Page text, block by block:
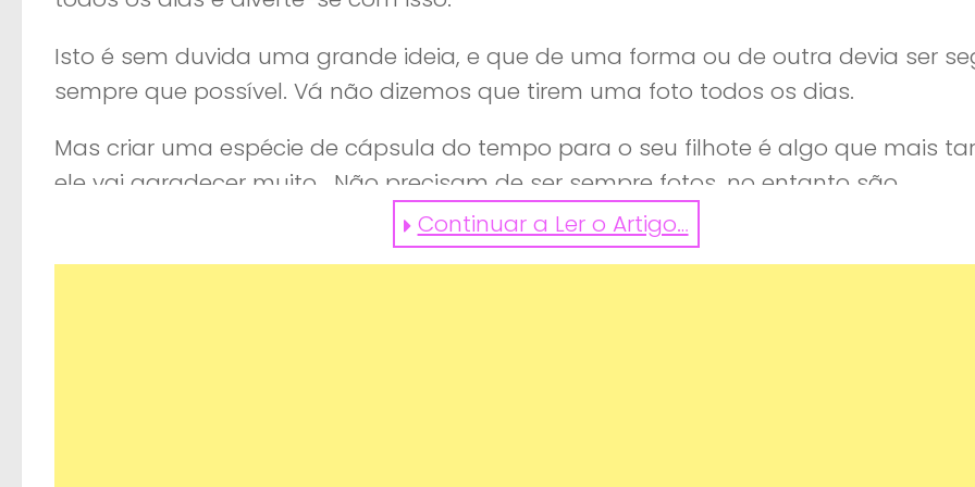
Isto é sem duvida uma grande ideia, e que de uma forma ou de outra devia ser
sempre que possível. Vá não dizemos que tirem uma foto todos os dias.
Mas criar uma espécie de cápsula do tempo para o seu filhote é algo que mais
ele vai agradecer muito, Não precisam de ser sempre fotos, no entanto são
Deixamos algumas dicas.
Continuar a Ler o Artigo…